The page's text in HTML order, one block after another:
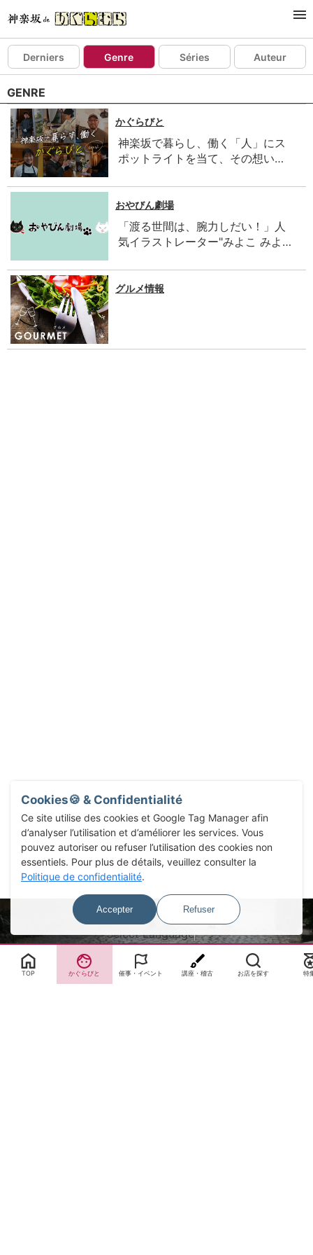
Derniers Genre Séries Auteur
GENRE
かぐらびと
神楽坂で暮らし、働く「人」にス
ポットライトを当て、その想い…
おやびん劇場
「渡る世間は、腕力しだい！」人
気イラストレーター"みよこ みよ…
グルメ情報
Select Language▼
TOP かぐらびと 催事・イベント 講座・稽古 お店を探す 特
Cookies🍪 & Confidentialité
Ce site utilise des cookies et Google Tag Manager afin
d’analyser l’utilisation et d’améliorer les services. Vous
pouvez autoriser ou refuser l’utilisation des cookies non
essentiels. Pour plus de détails, veuillez consulter la
Politique de confidentialité.
Accepter Refuser